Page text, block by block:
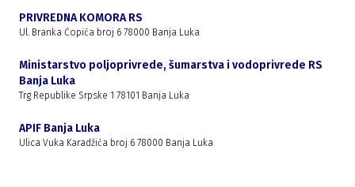
PRIVREDNA KOMORA RS
Ul. Branka Ćopića broj 6 78000 Banja Luka
Ministarstvo poljoprivrede, šumarstva i vodoprivrede RS
Banja Luka
Trg Republike Srpske 1 78101 Banja Luka
APIF Banja Luka
Ulica Vuka Karadžića broj 6 78000 Banja Luka